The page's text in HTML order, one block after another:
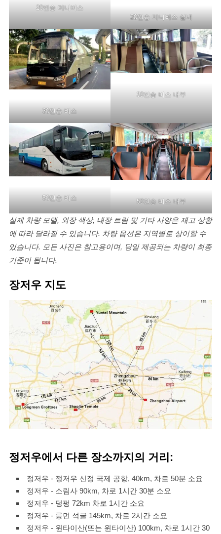
20인승 미니버스
20인승 미니버스 실내
30인승 버스
30인승 버스 내부
50인승 버스 50인승 버스 내부
실제 차량 모델, 외장 색상, 내장 트림 및 기타 사양은 재고 상황
에 따라 달라질 수 있습니다. 차량 옵션은 지역별로 상이할 수
있습니다. 모든 사진은 참고용이며, 당일 제공되는 차량이 최종
기준이 됩니다.
장저우 지도
정저우에서 다른 장소까지의 거리:
정저우 - 정저우 신정 국제 공항, 40km, 차로 50분 소요
정저우 - 소림사 90km, 차로 1시간 30분 소요
정저우 - 덩펑 72km 차로 1시간 소요
정저우 - 룽먼 석굴 145km, 차로 2시간 소요
정저우 - 윈타이산(또는 윈타이산) 100km, 차로 1시간 30